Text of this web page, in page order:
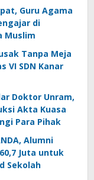
Guru Agama
di
Muslim
Tanpa Meja
VI SDN Kanar
Doktor Unram,
Akta Kuasa
Para Pihak
Alumni
Juta untuk
Sekolah